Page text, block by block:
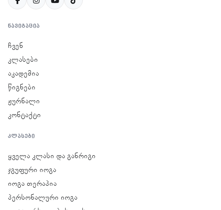
ᲜᲐᲕᲘᲒᲐᲪᲘᲐ
ჩვენ
კლასები
აკადემია
წიგნები
ჟურნალი
კონტაქტი
ᲙᲚᲐᲡᲔᲑᲘ
ყველა კლასი და განრიგი
ჯგუფური იოგა
იოგა თერაპია
პერსონალური იოგა